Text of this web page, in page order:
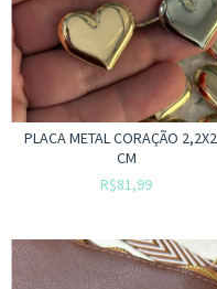
PLACA METAL CORAÇÃO
CM
R$81,99